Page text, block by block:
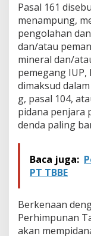
Pasal 161
menampung,
pengolahan
dan/atau
mineral dan/
pemegang IUP,
dimaksud
g, pasal 104,
pidana penjara
denda paling
Baca juga:
PT TBBE
Berkenaan
Perhimpunan
akan